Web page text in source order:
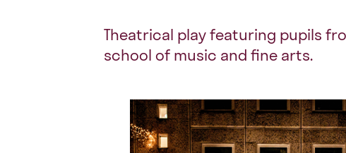
Theatrical play featuring pupils
school of music and fine arts.